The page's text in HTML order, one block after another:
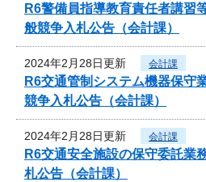
R6警備員指導教育責任者講習
般競争入札公告（会計課）
2024年2月28日更新 会計課
R6交通管制システム機器保守
競争入札公告（会計課）
2024年2月28日更新 会計課
R6交通安全施設の保守委託業
札公告（会計課）